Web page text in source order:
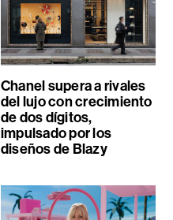
Chanel supera a rivales
del lujo con crecimiento
de dos dígitos,
impulsado por los
diseños de Blazy